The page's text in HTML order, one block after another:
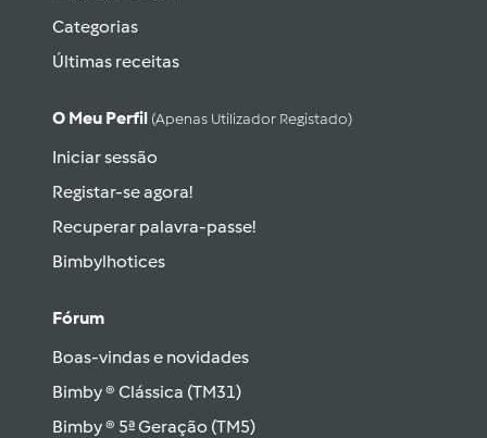
Categorias
Últimas receitas
O Meu Perfil (apenas Utilizador Registado)
Iniciar sessão
Registar-se agora!
Recuperar palavra-passe!
Bimbylhotices
Fórum
Boas-vindas e novidades
Bimby ® Clássica (TM31)
Bimby ® 5ª Geração (TM5)